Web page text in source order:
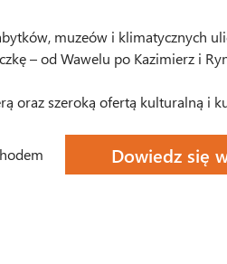
muzeów i klimatycznych
– od Wawelu po Kazimierz i
oraz szeroką ofertą kulturalną i
Dowiedz się